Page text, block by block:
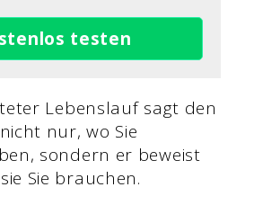
testen
Lebenslauf sagt den
nur, wo Sie
sondern er beweist
Sie brauchen.